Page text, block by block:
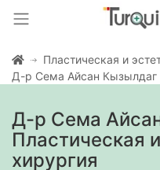
Пластическая и
Д-р Сема Айсан Кызылдаг
Д-р Сема
Пластическая
хирургия